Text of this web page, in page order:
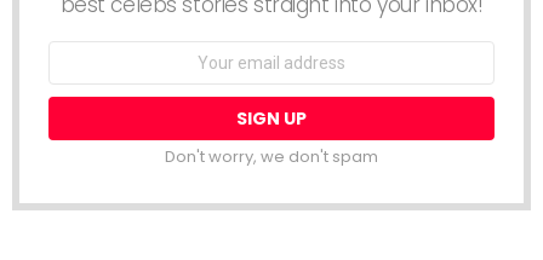
Email
Don't worry, we don't spam